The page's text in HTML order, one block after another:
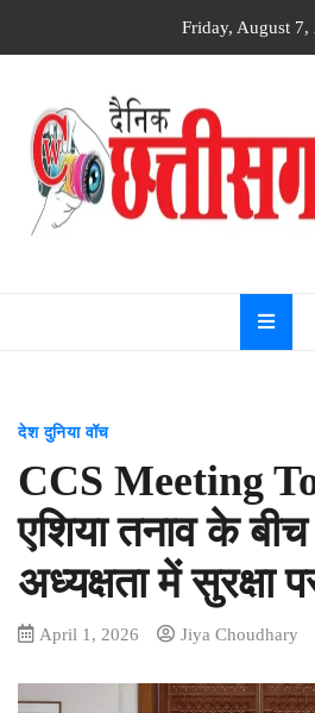
Friday, August 7,
देश दुनिया वॉच
CCS Meeting
एशिया तनाव के
अध्यक्षता में सुरक्षा
April 1, 2026 Jiya Choudhary